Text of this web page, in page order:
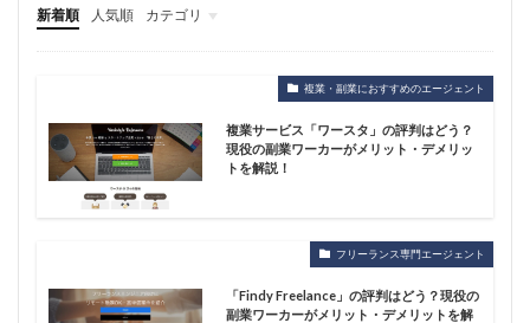
新着順 人気順
カテゴリ
フリーランス基礎知識
仕事・キャリア
複業・副業におすすめのエージェント
複業サービス「ワースタ」の評判はどう？
現役の副業ワーカーがメリット・デメリッ
トを解説！
フリーランス専門エージェント
「Findy Freelance」の評判はどう？現役の
副業ワーカーがメリット・デメリットを解